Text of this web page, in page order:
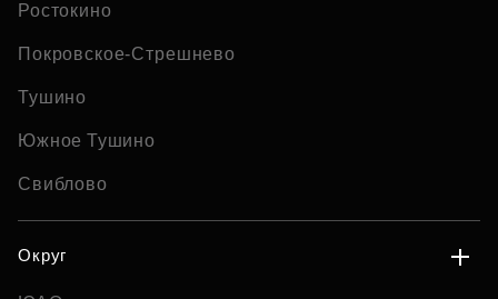
Ростокино
Покровское-Стрешнево
Тушино
Южное Тушино
Свиблово
Округ